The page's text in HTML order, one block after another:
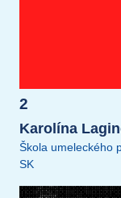
2
Karolína
Škola umeleckého
SK